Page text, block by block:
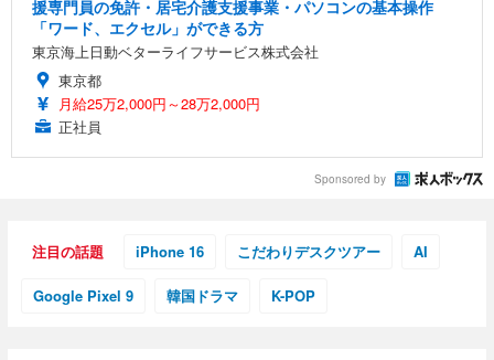
援専門員の免許・居宅介護支援事業・パソコンの基本操作
「ワード、エクセル」ができる方
東京海上日動ベターライフサービス株式会社
東京都
月給25万2,000円～28万2,000円
正社員
Sponsored by
注目の話題 iPhone 16 こだわりデスクツアー AI
Google Pixel 9 韓国ドラマ K-POP